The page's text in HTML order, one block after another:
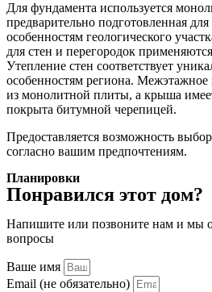
Для фундамента используется
предварительно подготовленная
особенностям геологического
для стен и перегородок применяются
Утепление стен соответствует
особенностям региона.
из монолитной плиты, а крыша
покрыта битумной черепицей.
Предоставляется возможность
согласно вашим предпочтениям.
Планировки
Понравился этот дом?
Напишите или позвоните нам и мы
вопросы
Ваше имя
Email (не обязательно)